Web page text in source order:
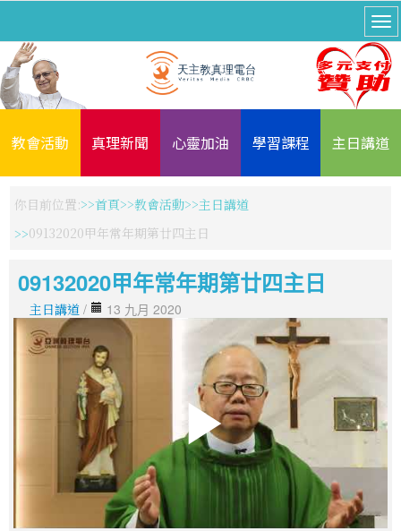
教會活動 真理新聞 心靈加油 學習課程 主日講道
你目前位置: 首頁 教會活動
主日講道
09132020甲年常年期第廿四主日
09132020甲年常年期第廿四主日
主日講道 / 13 九月 2020